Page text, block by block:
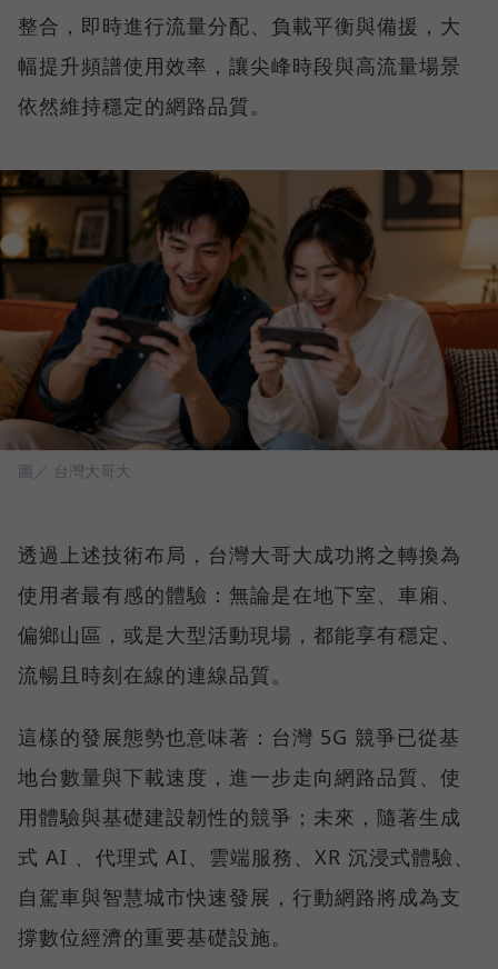
整合，即時進行流量分配、負載平衡與備援，大
幅提升頻譜使用效率，讓尖峰時段與高流量場景
依然維持穩定的網路品質。
圖／ 台灣大哥大
透過上述技術布局，台灣大哥大成功將之轉換為
使用者最有感的體驗：無論是在地下室、車廂、
偏鄉山區，或是大型活動現場，都能享有穩定、
流暢且時刻在線的連線品質。
這樣的發展態勢也意味著：台灣 5G 競爭已從基
地台數量與下載速度，進一步走向網路品質、使
用體驗與基礎建設韌性的競爭；未來，隨著生成
式 AI 、代理式 AI、雲端服務、XR 沉浸式體驗、
自駕車與智慧城市快速發展，行動網路將成為支
撐數位經濟的重要基礎設施。